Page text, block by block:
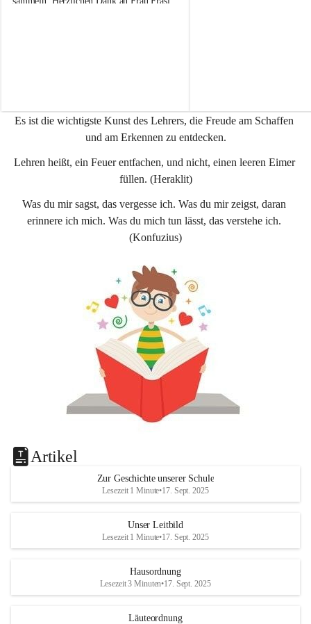
h
e
n
e
n
a
Es ist die wichtigste Kunst des Lehrers, die Freude am Schaffen
und am Erkennen zu entdecken.
Lehren heißt, ein Feuer entfachen, und nicht, einen leeren Eimer
füllen. (Heraklit)
Was du mir sagst, das vergesse ich. Was du mir zeigst, daran
erinnere ich mich. Was du mich tun lässt, das verstehe ich.
(Konfuzius)
Artikel
Zur Geschichte unserer Schule
Lesezeit 1 Minute•17. Sept. 2025
Unser Leitbild
Lesezeit 1 Minute•17. Sept. 2025
Hausordnung
Lesezeit 3 Minuten•17. Sept. 2025
Läuteordnung